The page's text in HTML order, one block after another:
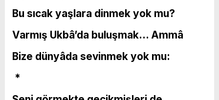
Bu sıcak yaşlara dinmek yok mu?
Varmış Ukbâ’da buluşmak… Ammâ
Bize dünyâda sevinmek yok mu:
*